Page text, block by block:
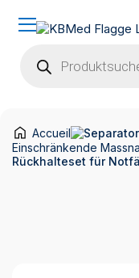
search
Accueil
Einschränkende
Rückhalteset für